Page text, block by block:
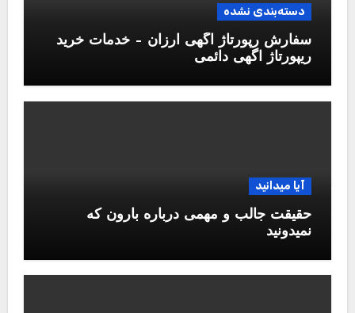
دسته‌بندی نشده
سفارش رپورتاژ آگهی ارزان – خدمات خرید
ریپورتاژ اگهی دائمی
آیا میدانید
حقیقت جالب و مهمی درباره بارون که
نمیدونید